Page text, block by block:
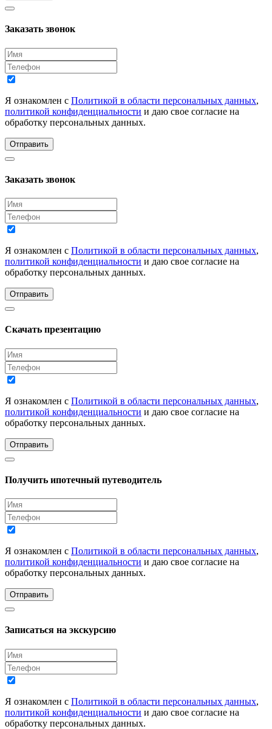
Заказать звонок
Я ознакомлен с Политикой в области персональных данных,
политикой конфиденциальности и даю свое согласие на
обработку персональных данных.
Отправить
Заказать звонок
Я ознакомлен с Политикой в области персональных данных,
политикой конфиденциальности и даю свое согласие на
обработку персональных данных.
Отправить
Скачать презентацию
Я ознакомлен с Политикой в области персональных данных,
политикой конфиденциальности и даю свое согласие на
обработку персональных данных.
Отправить
Получить ипотечный путеводитель
Я ознакомлен с Политикой в области персональных данных,
политикой конфиденциальности и даю свое согласие на
обработку персональных данных.
Отправить
Записаться на экскурсию
Я ознакомлен с Политикой в области персональных данных,
политикой конфиденциальности и даю свое согласие на
обработку персональных данных.